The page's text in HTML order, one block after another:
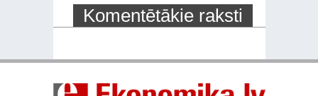
Komentētākie raksti